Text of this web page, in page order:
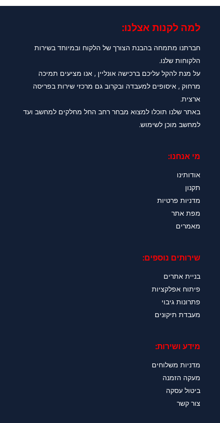
למה לקנות אצלנו:​
חברתנו מתמחה בהבנת הצורך של הלקוח ובמיוחד בשירות
הלקוחות שלנו.
על מנת להקל עליכם ברכישה אונליין , אנו מציעים תמיכה
מרחוק , איסופים למעבדה ובקרוב גם מרכזי שירות בפריסה
ארצית.
באתר שלנו תוכלו למצוא מבחר רחב החל מחלקים למחשב ועד
למחשב מוכן לשימוש.
מי אנחנו:
אודותינו
תקנון
מדניות פרטיות
מפת אתר
מאמרים
שירותים נוספים:
בניית אתרים
פיתוח אפלקציות
פתרונות גיבוי
מעבדת תיקונים
מידע ושירות:
מדניות משלוחים
מעקה הזמנה
ביטול עסקה
צור קשר